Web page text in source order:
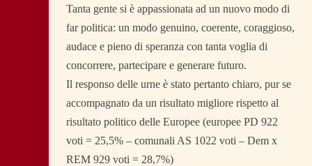
Tanta gente si è appassionata ad un nuovo modo di
far politica: un modo genuino, coerente, coraggioso,
audace e pieno di speranza con tanta voglia di
concorrere, partecipare e generare futuro.
Il responso delle urne è stato pertanto chiaro, pur se
accompagnato da un risultato migliore rispetto al
risultato politico delle Europee (europee PD 922
voti = 25,5% – comunali AS 1022 voti – Dem x
REM 929 voti = 28,7%)